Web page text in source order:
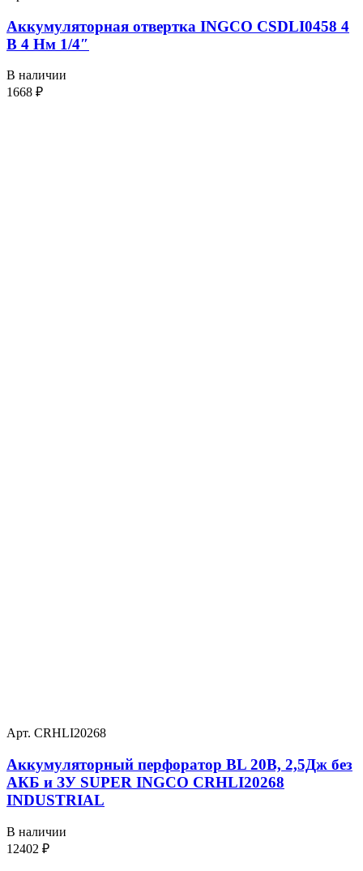
Аккумуляторная отвертка INGCO CSDLI0458 4
В 4 Нм 1/4″
В наличии
1668 ₽
Арт. CRHLI20268
Аккумуляторный перфоратор BL 20В, 2,5Дж без
АКБ и ЗУ SUPER INGCO CRHLI20268
INDUSTRIAL
В наличии
12402 ₽